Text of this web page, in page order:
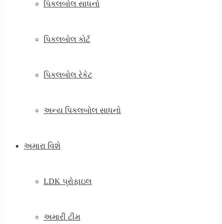
પિકલબોલ સાધનો
પિકલબોલ કોર્ટ
પિકલબોલ રેકેટ
અન્ય પિકલબોલ સાધનો
અમારા વિશે
LDK પ્રોફાઇલ
અમારી ટીમ